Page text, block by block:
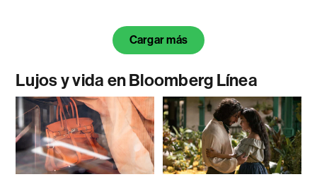
Cargar más
Lujos y vida en Bloomberg Línea